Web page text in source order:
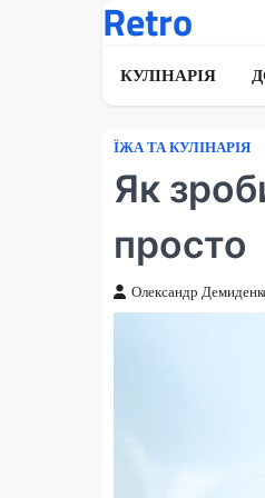
Retro
КУЛІНАРІЯ
ЇЖА ТА КУЛІНАРІЯ
Як
просто
Олександр